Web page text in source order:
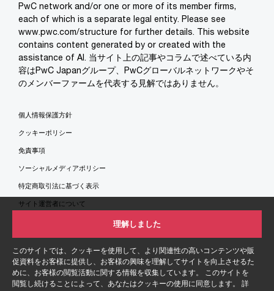
このサイトでは、クッキーを使用して、より関連性の高いコンテンツや販
促資料をお客様に提供し、お客様の興味を理解してサイトを向上させるた
めに、お客様の閲覧活動に関する情報を収集しています。 このサイトを
閲覧し続けることによって、あなたはクッキーの使用に同意します。 詳
理解しました
PwC network and/or one or more of its member firms,
each of which is a separate legal entity. Please see
www.pwc.com/structure for further details. This website
contains content generated by or created with the
assistance of AI. 当サイト上の記事やコラムで述べている内
容はPwC Japanグループ、PwCグローバルネットワークやそ
のメンバーファームを代表する見解ではありません。
個人情報保護方針
クッキーポリシー
免責事項
ソーシャルメディアポリシー
特定商取引法に基づく表示
サイト運営者について